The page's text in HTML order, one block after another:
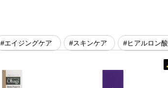
#エイジングケア #スキンケア #ヒアルロン酸